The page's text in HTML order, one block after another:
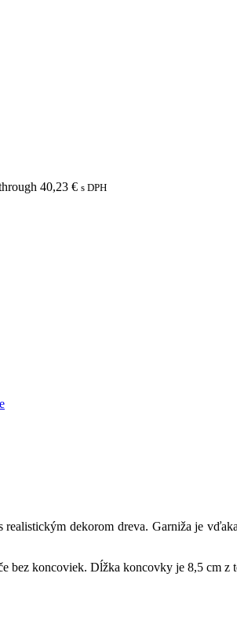
40,23 € s DPH
dekorom dreva. Garniža je
bez koncoviek. Dĺžka koncovky je 8,5 cm z